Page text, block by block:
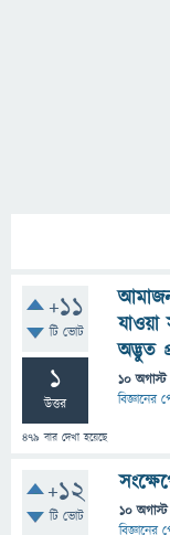
+11
টি ভোট
1
উত্তর
479 বার দেখা হয়েছে
যাওয়া
অদ্ভুত
10
বিজ্ঞানের
+12
টি ভোট 10
বিজ্ঞানের